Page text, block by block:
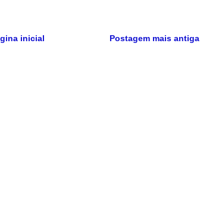
Postagem mais antiga
inicial